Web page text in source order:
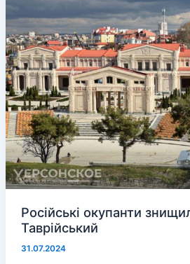
вивозити
дітей
на
«відпочинок»
до
російських
пропагандистських
таборів
Російські окупанти
Таврійський
31.07.2024